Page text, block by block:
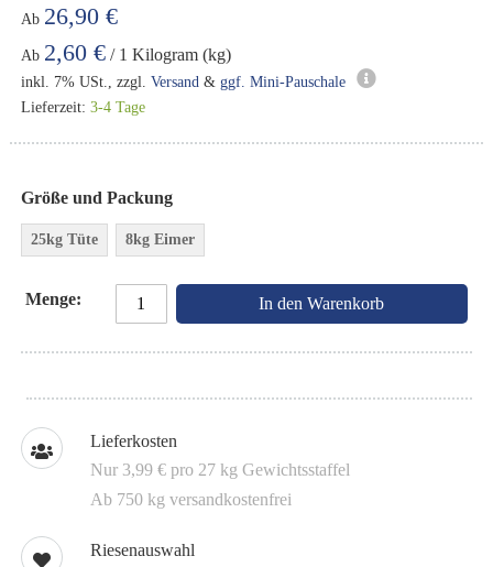
Ab 26,90 €
Ab 2,60 € / 1 Kilogram (kg)
inkl. 7% USt., zzgl.Versand &ggf. Mini-Pauschale
Lieferzeit:3-4 Tage
Größe und Packung
25kg Tüte 8kg Eimer
Menge In den Warenkorb
Lieferkosten
Nur 3,99 € pro 27 kg Gewichtsstaffel
Ab 750 kg versandkostenfrei
Riesenauswahl